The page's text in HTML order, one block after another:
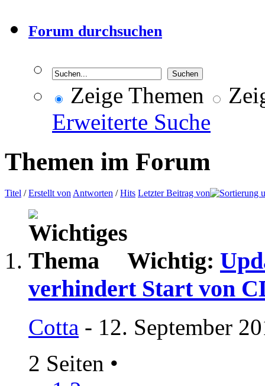
Forum durchsuchen
Zeige Themen
Erweiterte Suche
Themen im Forum
Titel /Erstellt von Antworten /Hits Letzter Beitrag von
Wichtig:
verhindert Start von
Cotta - 12. September
2 Seiten •